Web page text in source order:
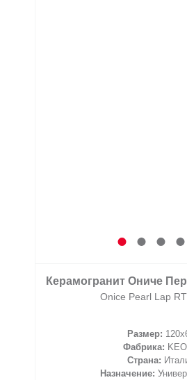
Керамогранит Ониче
Onice Pearl Lap
Размер:
Фабрика:
Страна:
Назначение: